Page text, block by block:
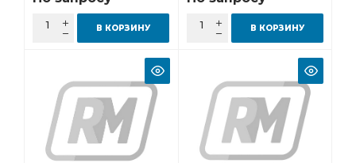
В КОРЗИНУ В КОРЗИНУ